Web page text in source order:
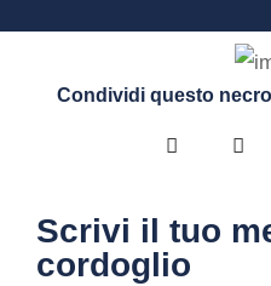
Condividi questo
Scrivi il tuo
cordoglio